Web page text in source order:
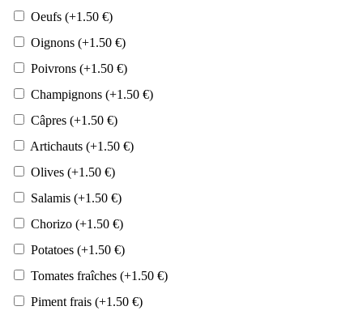
Oeufs (+1.50 €)
Oignons (+1.50 €)
Poivrons (+1.50 €)
Champignons (+1.50 €)
Câpres (+1.50 €)
Artichauts (+1.50 €)
Olives (+1.50 €)
Salamis (+1.50 €)
Chorizo (+1.50 €)
Potatoes (+1.50 €)
Tomates fraîches (+1.50 €)
Piment frais (+1.50 €)